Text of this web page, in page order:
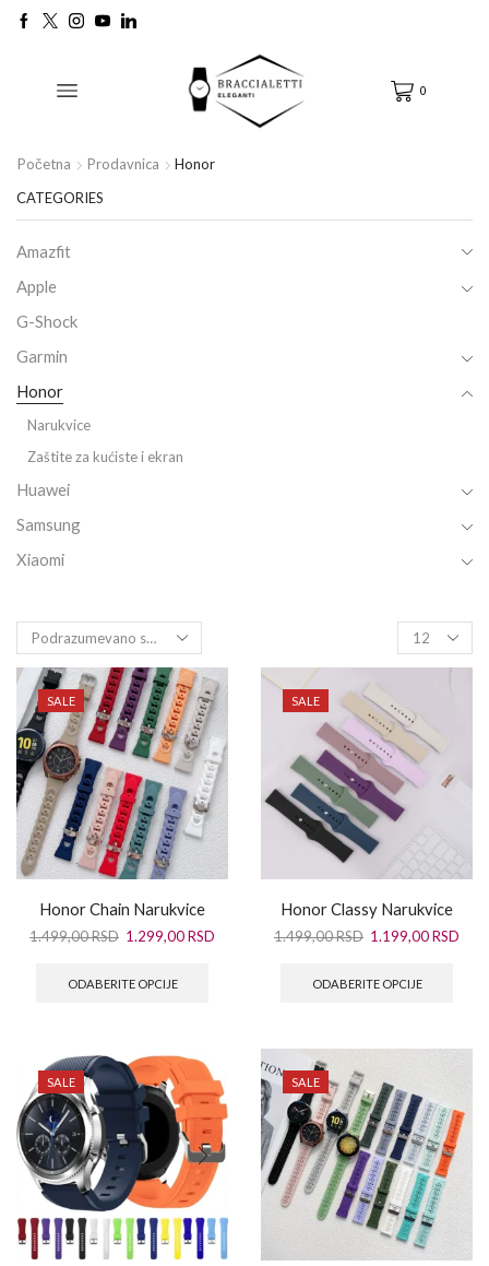
0
Početna Prodavnica Honor
SALE
Honor Chain Narukvice
1.499,00RSD 1.299,00RSD
ODABERITE OPCIJE
SALE
Honor Classy Narukvice
1.499,00RSD 1.199,00RSD
ODABERITE OPCIJE
SALE SALE
CATEGORIES
Amazfit
Apple
G-Shock
Garmin
Honor
Narukvice
Zaštite za kućiste i ekran
Huawei
Samsung
Xiaomi